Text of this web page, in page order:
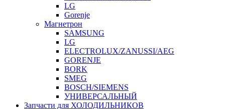
LG
Gorenje
Магнетрон
SAMSUNG
LG
ELECTROLUX/ZANUSSI/AEG
GORENJE
BORK
SMEG
BOSCH/SIEMENS
УНИВЕРСАЛЬНЫЙ
Запчасти для ХОЛОДИЛЬНИКОВ